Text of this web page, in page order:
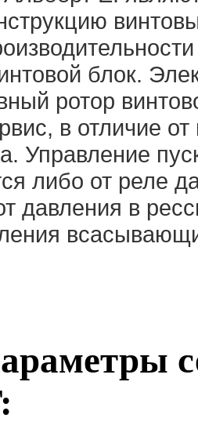
блок.
ротор
в отличие
Управление
либо от реле
давления в